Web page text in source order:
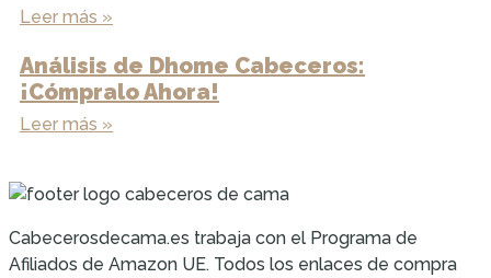
Leer más »
Análisis de Dhome Cabeceros:
¡Cómpralo Ahora!
Leer más »
Cabecerosdecama.es trabaja con el Programa de
Afiliados de Amazon UE. Todos los enlaces de compra